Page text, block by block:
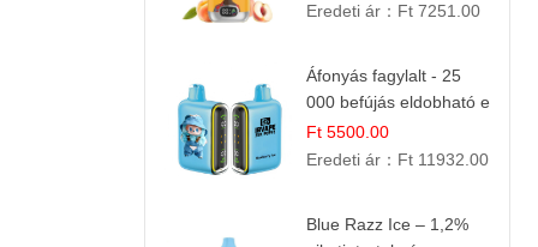
Eredeti ár： Ft 7251.00
Áfonyás fagylalt - 25
000 befújás eldobható e
cigi
Ft 5500.00
Eredeti ár： Ft 11932.00
Blue Razz Ice – 1,2%